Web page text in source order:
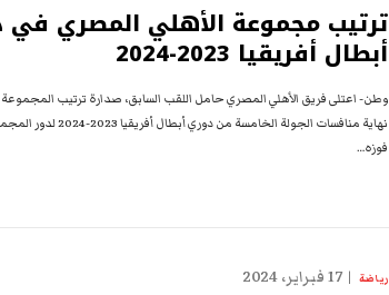
ترتيب مجموعة الأهلي المصري في
أبطال أفريقيا 2023-2024
وطن- اعتلى فريق الأهلي المصري حامل اللقب السابق، صدارة ترتيب المجموعة
نهاية منافسات الجولة الخامسة من دوري
فوزه…
رياضة 17 فبراير، 2024